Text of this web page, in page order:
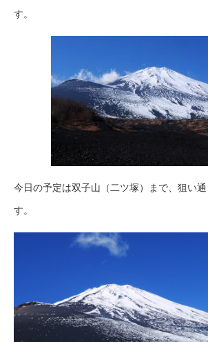
す。
今日の予定は双子山（二ツ塚）まで、狙い
す。